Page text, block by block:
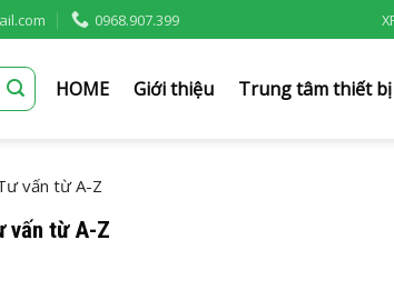
0968.907.399
HOME Giới thiệu Trung tâm thiết bị
vấn từ A-Z
vấn từ A-Z